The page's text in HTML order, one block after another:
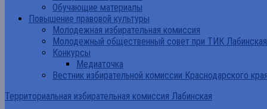
Обучающие материалы
Повышение правовой культуры
Молодежная избирательная комиссия
Молодежный общественный совет при ТИК Лабинская
Конкурсы
Медиаточка
Вестник избирательной комиссии Краснодарского
Территориальная избирательная комиссия Лабинская